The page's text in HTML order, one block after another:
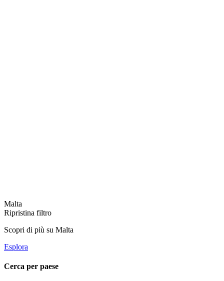
Malta
Ripristina filtro
Scopri di più su Malta
Esplora
Cerca per paese